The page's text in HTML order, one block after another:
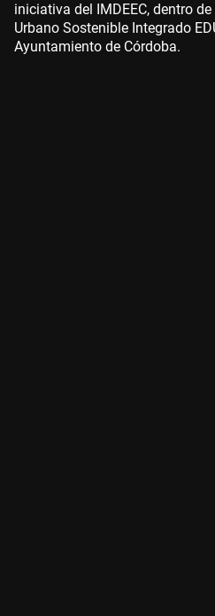
iniciativa del IMDEEC, dentro
Urbano Sostenible Integrado
Ayuntamiento de Córdoba.